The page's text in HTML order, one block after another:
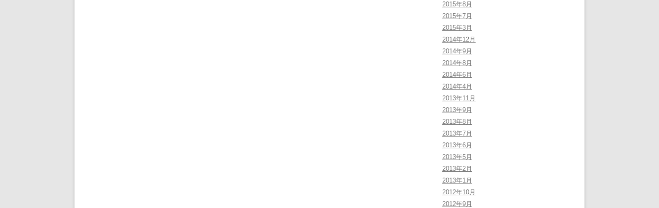
2015年8月
2015年7月
2015年3月
2014年12月
2014年9月
2014年8月
2014年6月
2014年4月
2013年11月
2013年9月
2013年8月
2013年7月
2013年6月
2013年5月
2013年2月
2013年1月
2012年10月
2012年9月